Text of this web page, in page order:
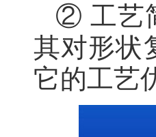
② 工艺
其对形状
它的工艺